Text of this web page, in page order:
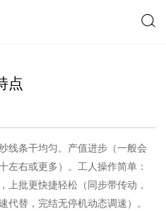
点
条干均匀。产值进步（一般会
左右或更多）。工人操作简单：
上批更快捷轻松（同步带传动，
代替，完结无停机动态调速）。